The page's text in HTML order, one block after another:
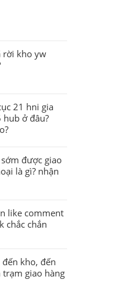
rời kho yw
21 hni gia
hub ở đâu?
được giao
là gì? nhận
like comment
chắc chắn
kho, đến
trạm giao hàng